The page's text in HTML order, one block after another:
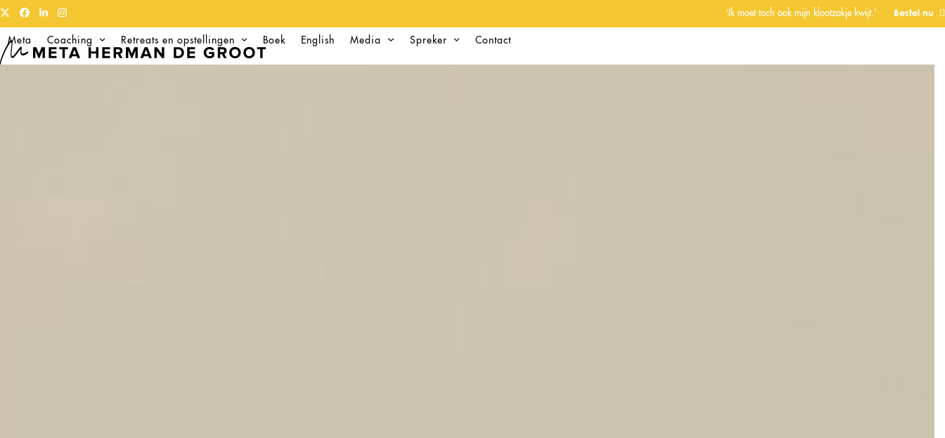
Skip
to
content
TwitterFacebook
LinkedInInstagram ‘Ik moet toch ook mijn klootzakje kwijt.' Bestel nu
Meta Coaching Retreats en opstellingen Boek English Media Spreker Contact